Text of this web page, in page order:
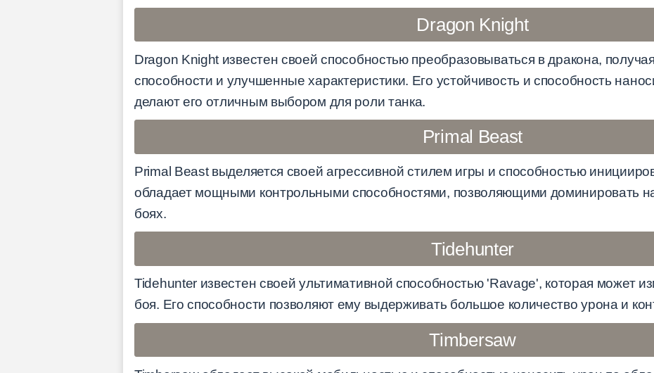
Dragon Knight
Dragon Knight известен своей способностью преобразовываться в дракона,
способности и улучшенные характеристики. Его устойчивость и способность
делают его отличным выбором для роли танка.
Primal Beast
Primal Beast выделяется своей агрессивной стилем игры и способностью
обладает мощными контрольными способностями, позволяющими доминировать
боях.
Tidehunter
Tidehunter известен своей ультимативной способностью 'Ravage', которая может
боя. Его способности позволяют ему выдерживать большое количество урона и
Timbersaw